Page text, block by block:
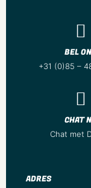
ADRES
BEL
+31 (0)85 –
CHAT
Chat met